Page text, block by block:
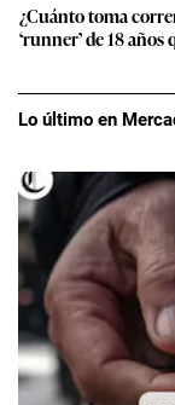
¿Cuánto toma
‘runner’ de 18
Lo último en